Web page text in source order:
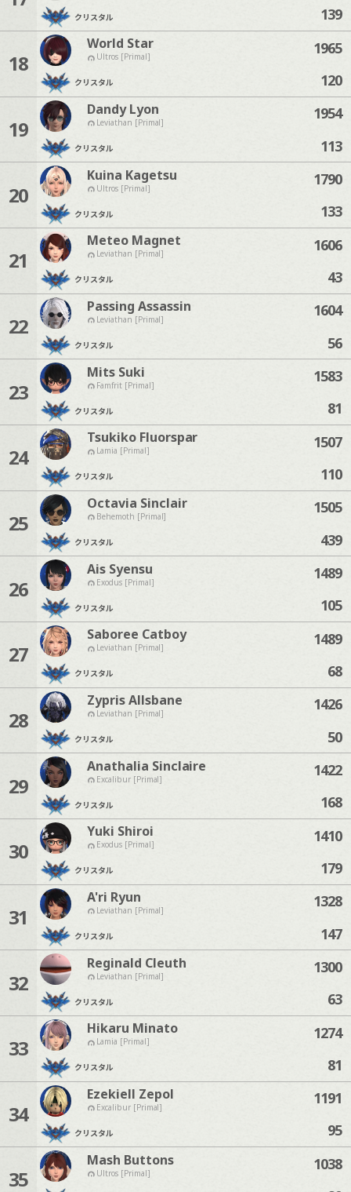
クリスタル
139
18
World Star
Ultros [Primal]
クリスタル
1965
120
19
Dandy Lyon
Leviathan [Primal]
クリスタル
1954
113
20
Kuina Kagetsu
Ultros [Primal]
クリスタル
1790
133
21
Meteo Magnet
Leviathan [Primal]
クリスタル
1606
43
22
Passing Assassin
Leviathan [Primal]
クリスタル
1604
56
23
Mits Suki
Famfrit [Primal]
クリスタル
1583
81
24
Tsukiko Fluorspar
Lamia [Primal]
クリスタル
1507
110
25
Octavia Sinclair
Behemoth [Primal]
クリスタル
1505
439
26
Ais Syensu
Exodus [Primal]
クリスタル
1489
105
27
Saboree Catboy
Leviathan [Primal]
クリスタル
1489
68
28
Zypris Allsbane
Leviathan [Primal]
クリスタル
1426
50
29
Anathalia Sinclaire
Excalibur [Primal]
クリスタル
1422
168
30
Yuki Shiroi
Exodus [Primal]
クリスタル
1410
179
31
A'ri Ryun
Leviathan [Primal]
クリスタル
1328
147
32
Reginald Cleuth
Leviathan [Primal]
クリスタル
1300
63
33
Hikaru Minato
Lamia [Primal]
クリスタル
1274
81
34
Ezekiell Zepol
Excalibur [Primal]
クリスタル
1191
95
35
Mash Buttons
Ultros [Primal]
1038